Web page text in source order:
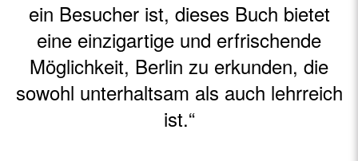
ein Besucher ist, dieses Buch bietet
eine einzigartige und erfrischende
Möglichkeit, Berlin zu erkunden, die
sowohl unterhaltsam als auch lehrreich
ist.“